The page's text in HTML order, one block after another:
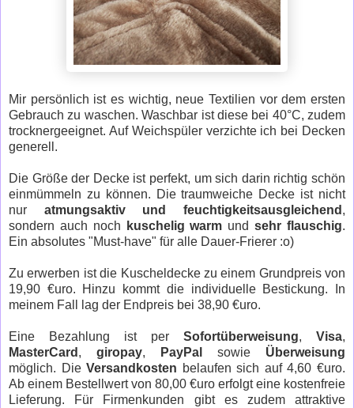
Mir persönlich ist es wichtig, neue Textilien vor dem ersten
Gebrauch zu waschen. Waschbar ist diese bei 40°C, zudem
trocknergeeignet. Auf Weichspüler verzichte ich bei Decken
generell.
Die Größe der Decke ist perfekt, um sich darin richtig schön
einmümmeln zu können. Die traumweiche Decke ist nicht
nur atmungsaktiv und feuchtigkeitsausgleichend ,
sondern auch noch
kuschelig warm undsehr flauschig.
Ein absolutes "Must-have" für alle Dauer-Frierer :o)
Zu erwerben ist die Kuscheldecke zu einem Grundpreis von
19,90 €uro. Hinzu kommt die individuelle Bestickung. In
meinem Fall lag der Endpreis bei 38,90 €uro.
Eine Bezahlung ist per Sofortüberweisung, Visa,
MasterCard , giropay, PayPal sowie Überweisung
möglich. DieVersandkosten belaufen sich auf 4,60 €uro.
Ab einem Bestellwert von 80,00 €uro erfolgt eine kostenfreie
Lieferung. Für Firmenkunden gibt es zudem attraktive